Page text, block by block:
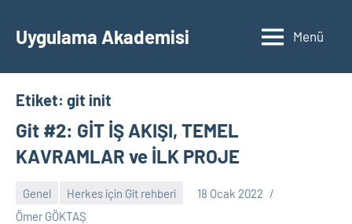
geçUygulama Akademisi Menü
Etiket: git init
Git #2: GİT İŞ AKIŞI, TEMEL
KAVRAMLAR ve İLK PROJE
Genel Herkes için Git rehberi
18 Ocak 2022
Ömer GÖKTAŞ
Yorum